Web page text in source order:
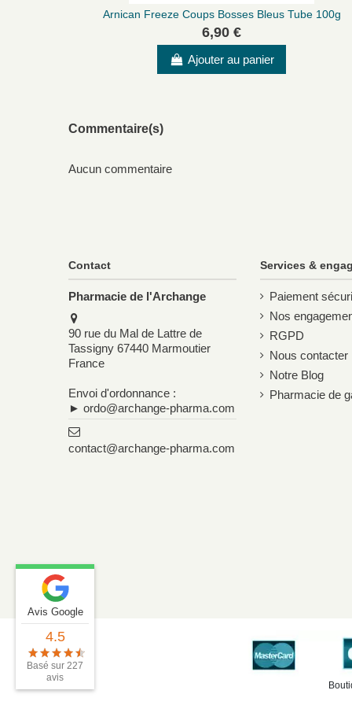
Ce 40 ml est particulièrement adapté aux familles
CIP : 9830364
Arnican Freeze Coups Bosses Bleus Tube 100g
6,90 €
Ajouter au panier
Commentaire(s)
Aucun commentaire
Contact
Pharmacie de l'Archange
90 rue du Mal de Lattre de
Tassigny 67440 Marmoutier
France
Envoi d'ordonnance :
► ordo@archange-pharma.com
contact@archange-pharma.com
Services &
Paiement
Nos
RGPD
Nous contacter
Notre Blog
Pharmacie de
Avis Google
4.5
Basé sur 227
avis